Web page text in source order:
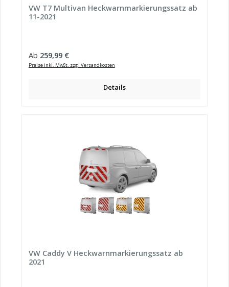
VW T7 Multivan Heckwarnmarkierungssatz ab
11-2021
Regulärer Preis:
Ab 259,99 €
Preise inkl. MwSt. zzgl Versandkosten
Details
VW Caddy V Heckwarnmarkierungssatz ab
2021